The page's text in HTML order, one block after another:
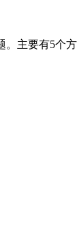
。主要有5